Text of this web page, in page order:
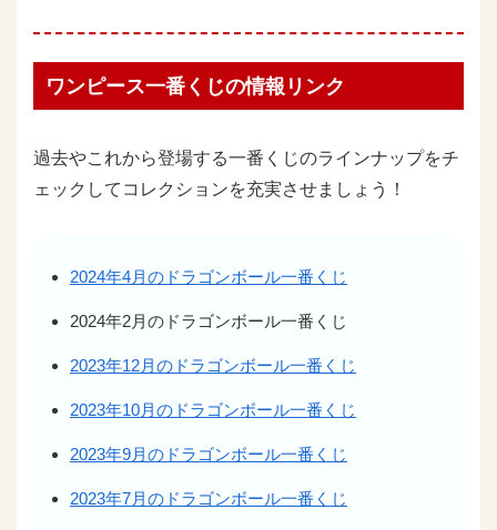
ワンピース一番くじの情報リンク
過去やこれから登場する一番くじのラインナップをチ
ェックしてコレクションを充実させましょう！
2024年4月のドラゴンボール一番くじ
2024年2月のドラゴンボール一番くじ
2023年12月のドラゴンボール一番くじ
2023年10月のドラゴンボール一番くじ
2023年9月のドラゴンボール一番くじ
2023年7月のドラゴンボール一番くじ